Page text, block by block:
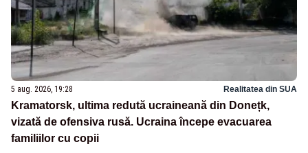
5 aug. 2026, 19:28 Realitatea din SUA
Kramatorsk, ultima redută ucraineană din Donețk,
vizată de ofensiva rusă. Ucraina începe evacuarea
familiilor cu copii